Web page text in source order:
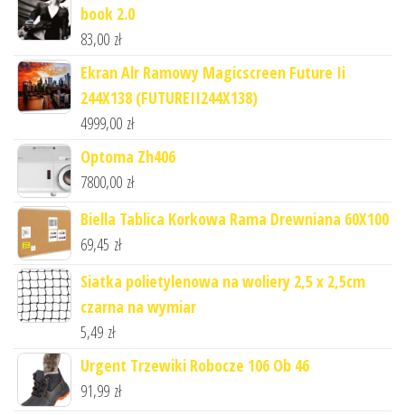
book 2.0
83,00 zł
Ekran Alr Ramowy Magicscreen Future Ii
244X138 (FUTUREII244X138)
4999,00 zł
Optoma Zh406
7800,00 zł
Biella Tablica Korkowa Rama Drewniana 60X100
69,45 zł
Siatka polietylenowa na woliery 2,5 x 2,5cm
czarna na wymiar
5,49 zł
Urgent Trzewiki Robocze 106 Ob 46
91,99 zł